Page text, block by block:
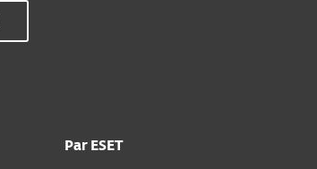
Par ESET